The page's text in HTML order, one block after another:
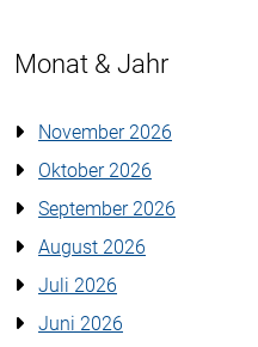
Monat & Jahr
November 2026
Oktober 2026
September 2026
August 2026
Juli 2026
Juni 2026